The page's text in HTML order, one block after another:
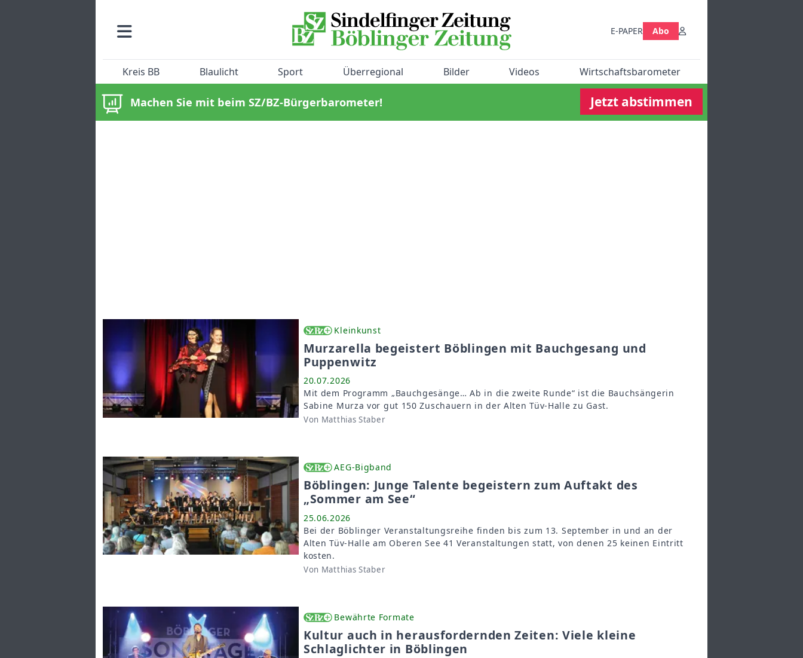
E-PAPER Abo
Kreis BB Blaulicht Sport Überregional Bilder Videos Wirtschaftsbarometer
Machen Sie mit beim SZ/BZ-Bürgerbarometer! Jetzt abstimmen
Kleinkunst
Murzarella begeistert Böblingen mit Bauchgesang und
Puppenwitz
20.07.2026
Mit dem Programm „Bauchgesänge… Ab in die zweite Runde“ ist die Bauchsängerin
Sabine Murza vor gut 150 Zuschauern in der Alten Tüv-Halle zu Gast.
Von Matthias Staber
AEG-Bigband
Böblingen: Junge Talente begeistern zum Auftakt des
„Sommer am See“
25.06.2026
Bei der Böblinger Veranstaltungsreihe finden bis zum 13. September in und an der
Alten Tüv-Halle am Oberen See 41 Veranstaltungen statt, von denen 25 keinen Eintritt
kosten.
Von Matthias Staber
Bewährte Formate
Kultur auch in herausfordernden Zeiten: Viele kleine
Schlaglichter in Böblingen